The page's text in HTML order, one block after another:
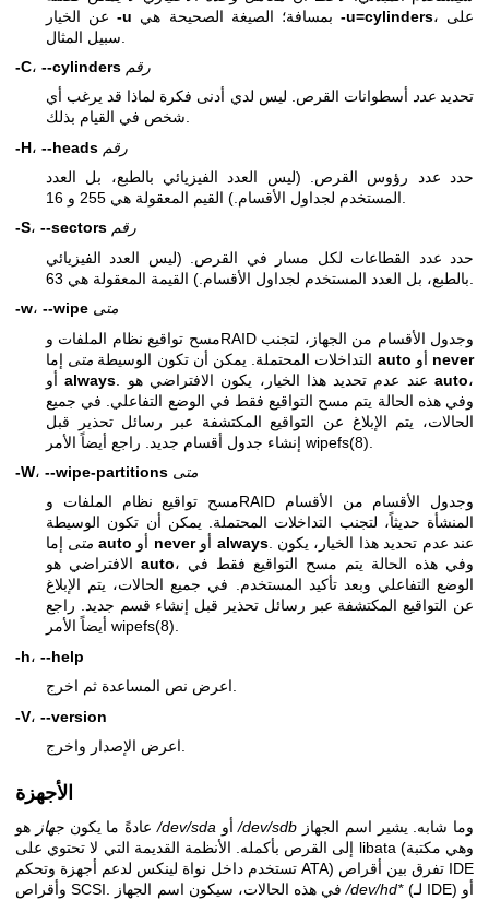
عن الخيار-u -u=cylinders، على
-C، --cylinders رقم
تحديدعدد أسطوانات القرص. ليس لدي أدنى فكرة لماذا قد يرغب أي
شخص في القيام بذلك.
-H، --heads رقم
حدد عدد رؤوس القرص. (ليس العدد الفيزيائي بالطبع، بل العدد
-S، --sectors رقم
حدد عدد القطاعات لكل مسار في القرص. (ليس العدد الفيزيائي
-w، --wipe متى
مسح تواقيع نظام الملفات وRAID وجدول الأقسام من الجهاز، لتجنب
التداخلات المحتملة. يمكن أن تكون الوسيطة متى auto
never
أوalways . عند عدم تحديد هذا الخيار، يكون الافتراضي هوauto،
وفي هذه الحالة يتم مسح التواقيع فقط في الوضع التفاعلي. في جميع
الحالات، يتم الإبلاغ عن التواقيع المكتشفة عبر رسائل تحذير قبل
wipefs(8)
-W، --wipe-partitions متى
مسح تواقيع نظام الملفات وRAID وجدول الأقسام من الأقسام
المنشأة حديثاً، لتجنب التداخلات المحتملة. يمكن أن تكون الوسيطة
متى auto never always. عند عدم تحديد هذا الخيار، يكون
auto، وفي هذه الحالة يتم مسح التواقيع فقط في
الوضع التفاعلي وبعد تأكيد المستخدم. في جميع الحالات، يتم الإبلاغ
عن التواقيع المكتشفة عبر رسائل تحذير قبل إنشاء قسم جديد. راجع
wipefs(8).
-h، --help
-V، --version
الأجهزة
عادةً ما يكونجهاز هو/dev/sda أو/dev/sdb
إلى القرص بأكمله. الأنظمة القديمة التي لا تحتوي على libata (وهي مكتبة
تستخدم داخل نواة لينكس لدعم أجهزة وتحكم ATA) تفرق بين أقراص IDE
وأقراص SCSI. في هذه الحالات، سيكون اسم الجهاز/dev/hd*
(لـ IDE) أو